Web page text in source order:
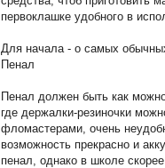
первоклашке удобного в
Для начала - о самых
Пенал
Пенал должен быть как
где держалки-резиночки
фломастерами, очень
возможность прекрасно и
пенал, однако в школе